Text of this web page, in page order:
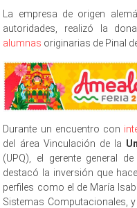
La empresa de origen
autoridades, realizó la
alumnas originarias de Pinal
Durante un encuentro con
del área Vinculación de la
(UPQ), el gerente general
destacó la inversión que
perfiles como el de María
Sistemas Computacionales, y